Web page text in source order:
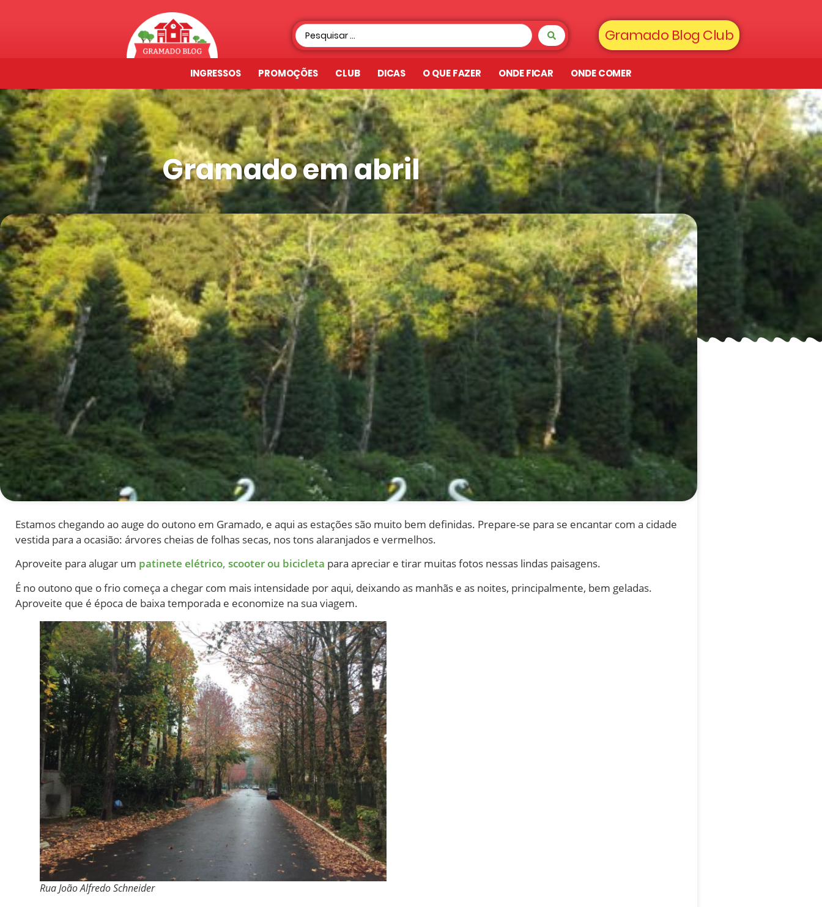
Gramado Blog Club
INGRESSOS PROMOÇÕES CLUB DICAS O QUE FAZER ONDE FICAR ONDE COMER
Gramado em abril
Estamos chegando ao auge do outono em Gramado, e aqui as estações são muito bem definidas. Prepare-se para se encantar com a cidade
vestida para a ocasião: árvores cheias de folhas secas, nos tons alaranjados e vermelhos.
Aproveite para alugar um patinete elétrico, scooter ou bicicleta para apreciar e tirar muitas fotos nessas lindas paisagens.
É no outono que o frio começa a chegar com mais intensidade por aqui, deixando as manhãs e as noites, principalmente, bem geladas.
Aproveite que é época de baixa temporada e economize na sua viagem.
Rua João Alfredo Schneider